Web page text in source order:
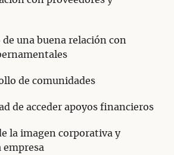
una buena relación con
de comunidades
de acceder apoyos financieros
la imagen corporativa y
empresa